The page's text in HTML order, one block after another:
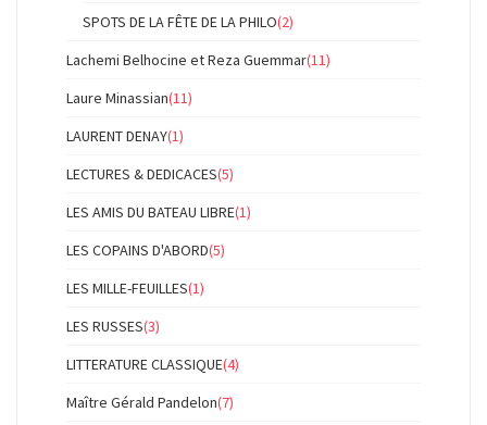
SPOTS DE LA FÊTE DE LA PHILO(2)
Lachemi Belhocine et Reza Guemmar(11)
Laure Minassian(11)
LAURENT DENAY(1)
LECTURES & DEDICACES(5)
LES AMIS DU BATEAU LIBRE(1)
LES COPAINS D'ABORD(5)
LES MILLE-FEUILLES(1)
LES RUSSES(3)
LITTERATURE CLASSIQUE(4)
Maître Gérald Pandelon(7)